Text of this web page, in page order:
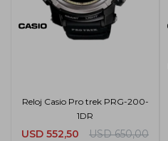
Reloj Casio Pro trek PRG-200-
1DR
USD 552,50 USD 650,00